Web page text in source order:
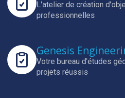
L'atelier de création
professionnelles
Genesis
Votre bureau d'études
projets réussis